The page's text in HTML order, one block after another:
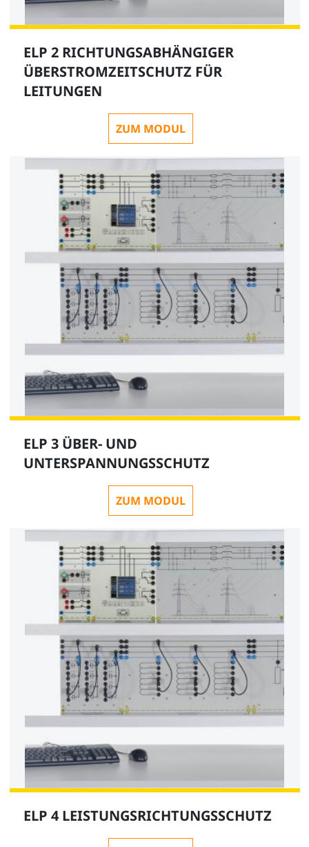
ELP 2 RICHTUNGSABHÄNGIGER
ÜBERSTROMZEITSCHUTZ FÜR
LEITUNGEN
ZUM MODUL
ELP 3 ÜBER- UND
UNTERSPANNUNGSSCHUTZ
ZUM MODUL
ELP 4 LEISTUNGSRICHTUNGSSCHUTZ